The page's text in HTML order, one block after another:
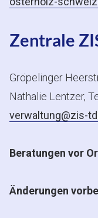
Zentrale
Gröpelinger
Nathalie Lentzer,
verwaltung@zis-
Beratungen vor
Änderungen